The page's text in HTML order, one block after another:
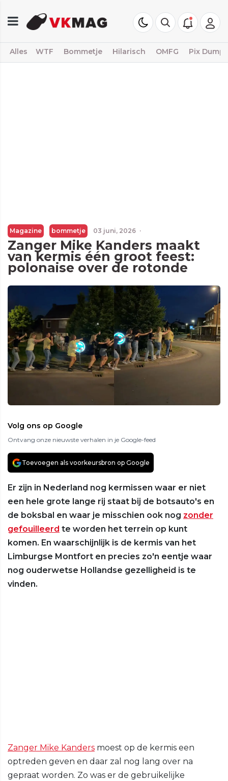
Alles WTF Bommetje Hilarisch OMFG Pix Dump
Magazine bommetje 03 juni, 2026 ·
Zanger Mike Kanders maakt
van kermis één groot feest:
polonaise over de rotonde
Volg ons op Google
Ontvang onze nieuwste verhalen in je Google-feed
Toevoegen als voorkeursbron op Google
Er zijn in Nederland nog kermissen waar er niet
een hele grote lange rij staat bij de botsauto's en
de boksbal en waar je misschien ook nog zonder
gefouilleerd te worden het terrein op kunt
komen. En waarschijnlijk is de kermis van het
Limburgse Montfort en precies zo'n eentje waar
nog ouderwetse Hollandse gezelligheid is te
vinden.
Zanger Mike Kanders moest op de kermis een
optreden geven en daar zal nog lang over na
gepraat worden. Zo was er de gebruikelijke